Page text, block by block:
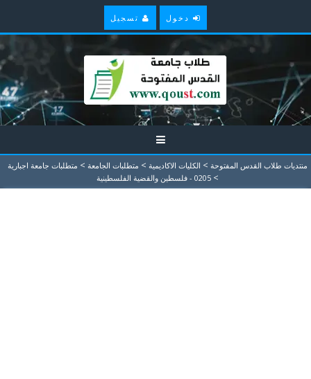
دخول تسجيل
منتديات طلاب القدس المفتوحة > الكليات الاكاديمية > متطلبات الجامعة > متطلبات جامعة اجبارية
> 0205 - فلسطين والقضية الفلسطينية